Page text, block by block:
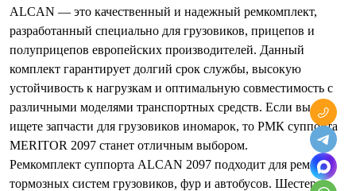
ALCAN — это качественный и надежный ремкомплект,
разработанный специально для грузовиков, прицепов и
полуприцепов европейских производителей. Данный
комплект гарантирует долгий срок службы, высокую
устойчивость к нагрузкам и оптимальную совместимость с
различными моделями транспортных средств. Если вы
ищете запчасти для грузовиков иномарок, то РМК суппорта
MERITOR 2097 станет отличным выбором.
Ремкомплект суппорта ALCAN 2097 подходит для ремонта
тормозных систем грузовиков, фур и автобусов. Шестерня